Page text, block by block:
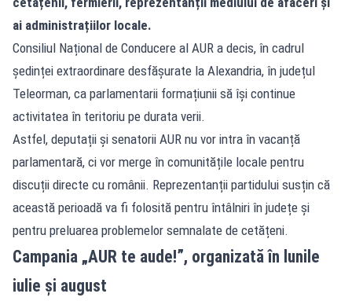
ai administrațiilor locale.
Consiliul Național de Conducere al AUR a decis, în cadrul
ședinței extraordinare desfășurate la Alexandria, în județul
Teleorman, ca parlamentarii formațiunii să își continue
activitatea în teritoriu pe durata verii.
Astfel, deputații și senatorii AUR nu vor intra în vacanță
parlamentară, ci vor merge în comunitățile locale pentru
discuții directe cu românii. Reprezentanții partidului susțin că
această perioadă va fi folosită pentru întâlniri în județe și
pentru preluarea problemelor semnalate de cetățeni.
Campania „AUR te aude!”, organizată în lunile
iulie și august